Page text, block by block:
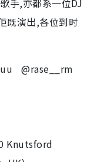
手,亦都系一位DJ
既演出,各位到时
@rase__rm
Knutsford